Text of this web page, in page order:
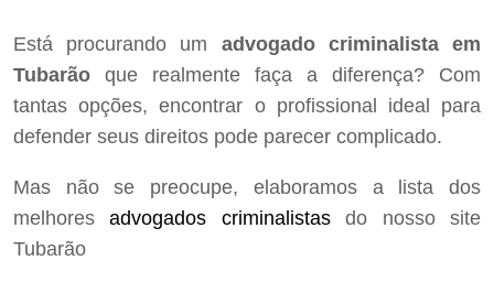
Está procurando um advogado criminalista em
Tubarão que realmente faça a diferença? Com
tantas opções, encontrar o profissional ideal para
defender seus direitos pode parecer complicado.
Mas não se preocupe, elaboramos a lista dos
melhoresadvogados criminalistasdo nosso site
Tubarão